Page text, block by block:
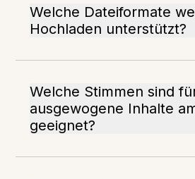
Welche Dateiformate
Hochladen unterstützt?
Welche Stimmen sind
ausgewogene Inhalte
geeignet?